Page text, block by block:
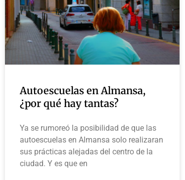
Autoescuelas en Almansa,
¿por qué hay tantas?
Ya se rumoreó la posibilidad de que las
autoescuelas en Almansa solo realizaran
sus prácticas alejadas del centro de la
ciudad. Y es que en